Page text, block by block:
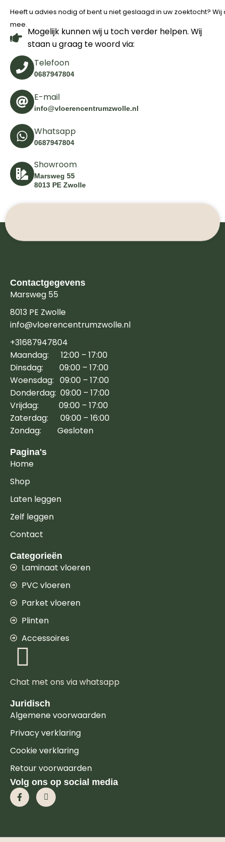
Heeft u advies nodig of bent u niet geslaagd in uw zoektocht?
mee.
Mogelijk kunnen wij u toch verder helpen. Wij
staan u graag te woord via:
Telefoon
0687947804
E-mail
info@vloerencentrumzwolle.nl
Whatsapp
0687947804
Showroom
Marsweg 55
8013 PE Zwolle
Contactgegevens
Marsweg 55
8013 PE Zwolle
info@vloerencentrumzwolle.nl
+31687947804
Maandag: 12:00 – 17:00
Dinsdag: 09:00 – 17:00
Woensdag: 09:00 – 17:00
Donderdag: 09:00 – 17:00
Vrijdag: 09:00 – 17:00
Zaterdag: 09:00 – 16:00
Zondag: Gesloten
Pagina's
Home
Shop
Laten leggen
Zelf leggen
Contact
Categorieën
Laminaat vloeren
PVC vloeren
Parket vloeren
Plinten
Accessoires
Chat met ons via whatsapp
Juridisch
Algemene voorwaarden
Privacy verklaring
Cookie verklaring
Retour voorwaarden
Volg ons op social media